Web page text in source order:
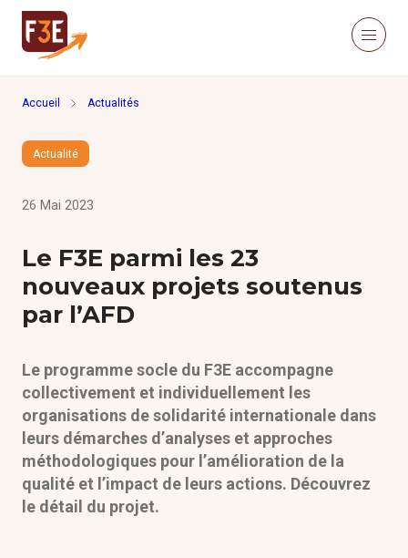
Aller au contenu principal
Menu
Recherche sur le site
Ressources
Je m’informe
Méthodologies
Études
Formations
Communautés de pratique
Expérimentations
Accueil Actualités
Actualité
26 Mai 2023
Le F3E parmi les 23
nouveaux projets soutenus
par l’AFD
Le programme socle du F3E accompagne
collectivement et individuellement les
organisations de solidarité internationale dans
leurs démarches d’analyses et approches
méthodologiques pour l’amélioration de la
qualité et l’impact de leurs actions. Découvrez
le détail du projet.
Panneau de gestion des cookies